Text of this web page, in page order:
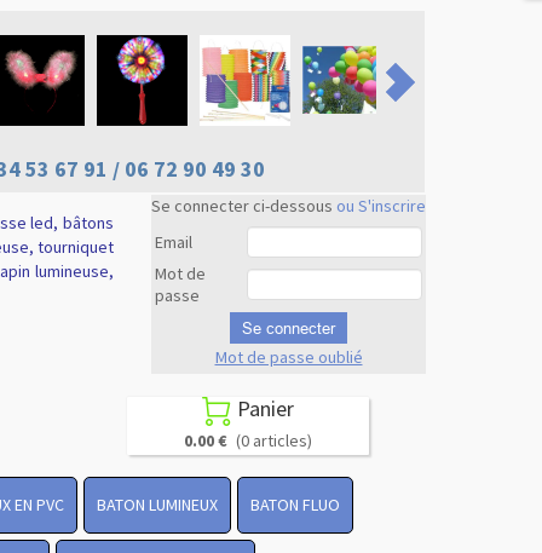
53 67 91 / 06 72 90 49 30
Se connecter ci-dessous ou S'inscrire
Email
Mot de
passe
Se connecter
Mot de passe oublié
led, bâtons
tourniquet
lumineuse,
 Panier
0.00 € (0 articles)
EN PVC BATON LUMINEUX BATON FLUO